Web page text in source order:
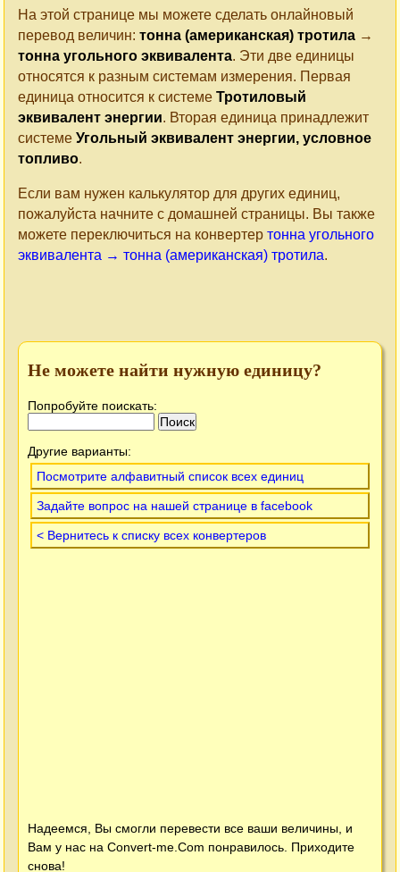
На этой странице мы можете сделать онлайновый
перевод величин: тонна (американская) тротила →
тонна угольного эквивалента. Эти две единицы
относятся к разным системам измерения. Первая
единица относится к системе Тротиловый
эквивалент энергии. Вторая единица принадлежит
системе Угольный эквивалент энергии, условное
топливо.
Если вам нужен калькулятор для других единиц,
пожалуйста начните с домашней страницы. Вы также
можете переключиться на конвертер тонна угольного
эквивалента → тонна (американская) тротила.
Не можете найти нужную единицу?
Попробуйте поискать:
Другие варианты:
Посмотрите алфавитный список всех единиц
Задайте вопрос на нашей странице в facebook
< Вернитесь к списку всех конвертеров
Надеемся, Вы смогли перевести все ваши величины, и
Вам у нас на Convert-me.Com понравилось. Приходите
снова!